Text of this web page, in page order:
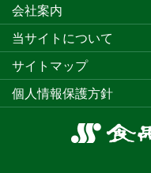
会社案内
当サイトについて
サイトマップ
個人情報保護方針